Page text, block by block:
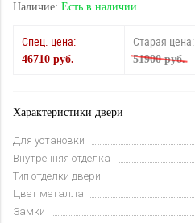
Наличие: Есть в наличии
Спец. цена:
46710 руб.
Старая цена:
51900 руб.
Характеристики двери
Для установки
Внутренняя отделка
Тип отделки двери
Цвет металла
Замки